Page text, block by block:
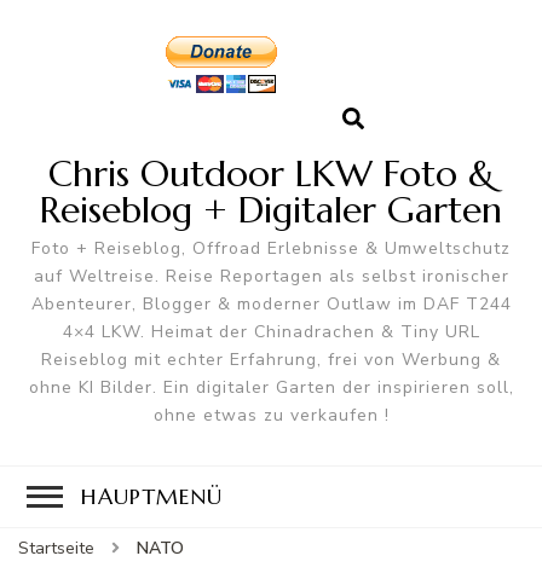
Chris Outdoor LKW Foto &
Reiseblog + Digitaler Garten
Foto + Reiseblog, Offroad Erlebnisse & Umweltschutz
auf Weltreise. Reise Reportagen als selbst ironischer
Abenteurer, Blogger & moderner Outlaw im DAF T244
4×4 LKW. Heimat der Chinadrachen & Tiny URL
Reiseblog mit echter Erfahrung, frei von Werbung &
ohne KI Bilder. Ein digitaler Garten der inspirieren soll,
ohne etwas zu verkaufen !
HAUPTMENÜ
Startseite NATO